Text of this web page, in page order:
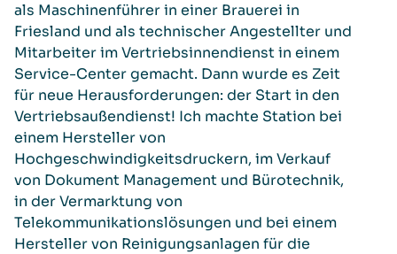
als Maschinenführer in einer Brauerei in
Friesland und als technischer Angestellter und
Mitarbeiter im Vertriebsinnendienst in einem
Service-Center gemacht. Dann wurde es Zeit
für neue Herausforderungen: der Start in den
Vertriebsaußendienst! Ich machte Station bei
einem Hersteller von
Hochgeschwindigkeitsdruckern, im Verkauf
von Dokument Management und Bürotechnik,
in der Vermarktung von
Telekommunikationslösungen und bei einem
Hersteller von Reinigungsanlagen für die